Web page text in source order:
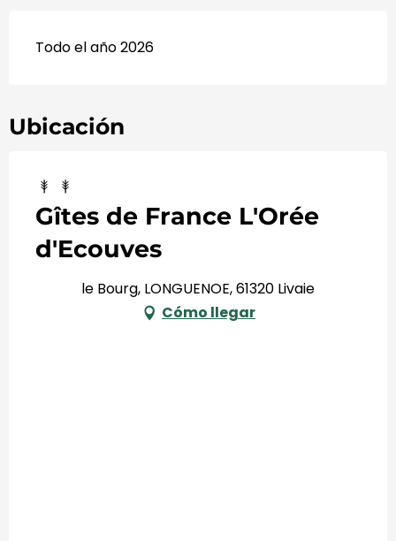
Todo el año 2026
Ubicación
Gîtes de France L'Orée
d'Ecouves
le Bourg, LONGUENOE, 61320 Livaie
Cómo llegar